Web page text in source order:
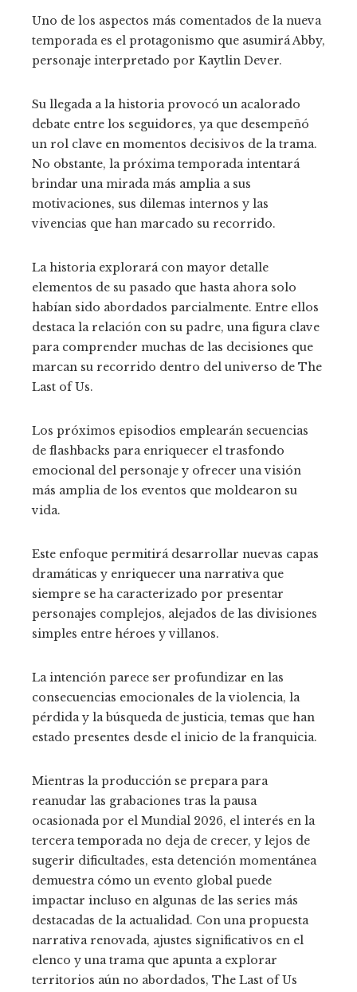
Uno de los aspectos más comentados de la nueva
temporada es el protagonismo que asumirá Abby,
personaje interpretado por Kaytlin Dever.
Su llegada a la historia provocó un acalorado
debate entre los seguidores, ya que desempeñó
un rol clave en momentos decisivos de la trama.
No obstante, la próxima temporada intentará
brindar una mirada más amplia a sus
motivaciones, sus dilemas internos y las
vivencias que han marcado su recorrido.
La historia explorará con mayor detalle
elementos de su pasado que hasta ahora solo
habían sido abordados parcialmente. Entre ellos
destaca la relación con su padre, una figura clave
para comprender muchas de las decisiones que
marcan su recorrido dentro del universo de The
Last of Us.
Los próximos episodios emplearán secuencias
de flashbacks para enriquecer el trasfondo
emocional del personaje y ofrecer una visión
más amplia de los eventos que moldearon su
vida.
Este enfoque permitirá desarrollar nuevas capas
dramáticas y enriquecer una narrativa que
siempre se ha caracterizado por presentar
personajes complejos, alejados de las divisiones
simples entre héroes y villanos.
La intención parece ser profundizar en las
consecuencias emocionales de la violencia, la
pérdida y la búsqueda de justicia, temas que han
estado presentes desde el inicio de la franquicia.
Mientras la producción se prepara para
reanudar las grabaciones tras la pausa
ocasionada por el Mundial 2026, el interés en la
tercera temporada no deja de crecer, y lejos de
sugerir dificultades, esta detención momentánea
demuestra cómo un evento global puede
impactar incluso en algunas de las series más
destacadas de la actualidad. Con una propuesta
narrativa renovada, ajustes significativos en el
elenco y una trama que apunta a explorar
territorios aún no abordados, The Last of Us